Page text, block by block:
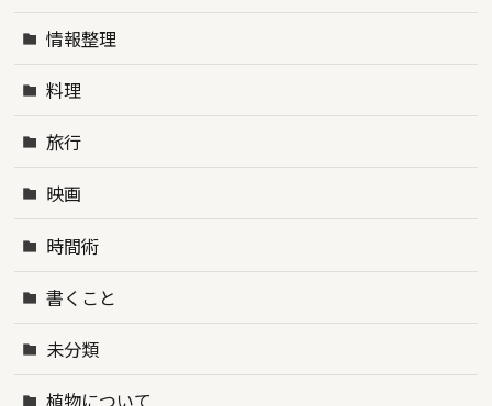
情報整理
料理
旅行
映画
時間術
書くこと
未分類
植物について